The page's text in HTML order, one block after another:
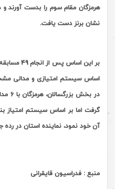
هرمزگان مقام سوم را بدست آورند
نشان برنز دست یافت.
اساس سیستم امتیازی و مدالی
آن خود نمود، نماینده استان در رده
منبع : فدراسیون قایقرانی